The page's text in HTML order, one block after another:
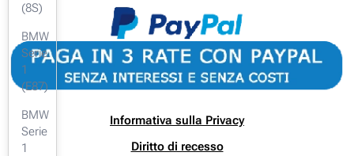
(8S)
BMW
Serie
1
(E87)
BMW
Serie
1
Informativa sulla Privacy
Diritto di recesso